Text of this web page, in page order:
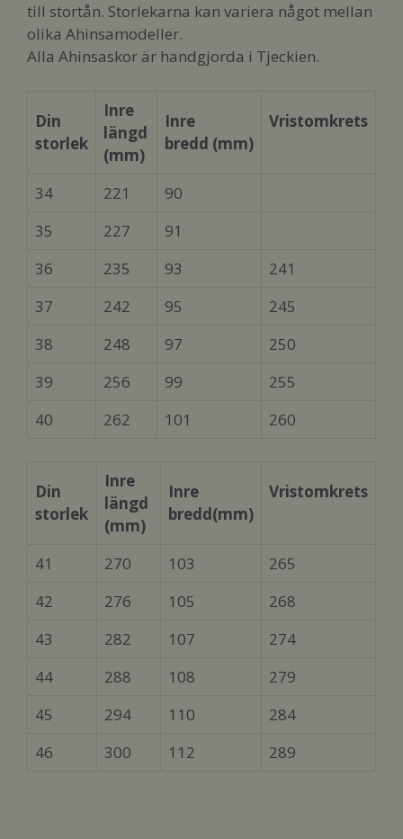
till stortån. Storlekarna kan variera något mellan
olika Ahinsamodeller.
Alla Ahinsaskor är handgjorda i Tjeckien.
Din
storlek
Inre
längd
(mm)
Inre
bredd (mm)
Vristomkrets
34 221
90
35
227
91
36
235 93
241
37
242 95
245
38
248 97
250
39
256 99
255
40
262 101 260
Din
storlek
Inre
längd
(mm)
Inre
bredd(mm)
Vristomkrets
41 270 103
265
42
276 105
268
43
282 107
274
44
288 108
279
45
294 110
284
46
300 112 289